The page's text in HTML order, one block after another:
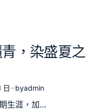
，染盛夏之
日 byadmin
生涯，加…